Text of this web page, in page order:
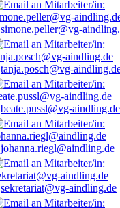
simone.peller@vg-
tanja.posch@vg-
beate.pussl@vg-aindling.de
johanna.riegl@aindling.de
sekretariat@vg-aindling.de